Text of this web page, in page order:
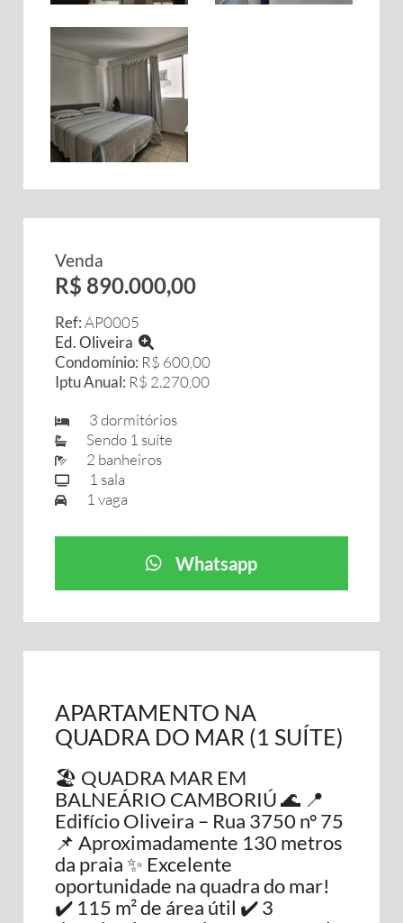
Venda
R$ 890.000,00
Ref:AP0005
Ed. Oliveira
Condomínio: R$ 600,00
Iptu Anual: R$ 2.270,00
3 dormitórios
Sendo 1 suíte
2 banheiros
1 sala
1 vaga
Whatsapp
APARTAMENTO NA
QUADRA DO MAR (1 SUÍTE)
🏖️ QUADRA MAR EM
BALNEÁRIO CAMBORIÚ 🌊 📍
Edifício Oliveira – Rua 3750 nº 75
📌 Aproximadamente 130 metros
da praia ✨ Excelente
oportunidade na quadra do mar!
✔️ 115 m² de área útil ✔️ 3